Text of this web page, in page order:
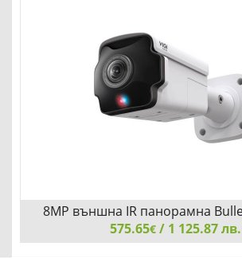
8MP външна IR панорамна
камера TP-Link VIGI InSight
575.65€ / 1 125.87 лв.